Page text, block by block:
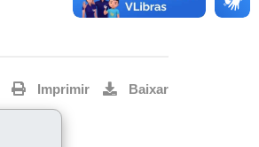
Imprimir Baixar